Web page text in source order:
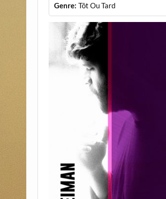
Genre: Tôt Ou Tard